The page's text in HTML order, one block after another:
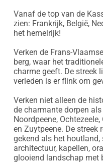
Vanaf de top van de
zien: Frankrijk, België,
het hemelrijk!
Verken de Frans-
berg, waar het
charme geeft. De streek
verleden is er flink om
Verken niet alleen de
de charmante dorpen
Noordpeene,
en Zuytpeene. De streek
gekend als het
architectuur, kapellen,
glooiend landschap met